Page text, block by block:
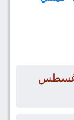
علي أهم مباريات اليوم السبت 8 أغسطس